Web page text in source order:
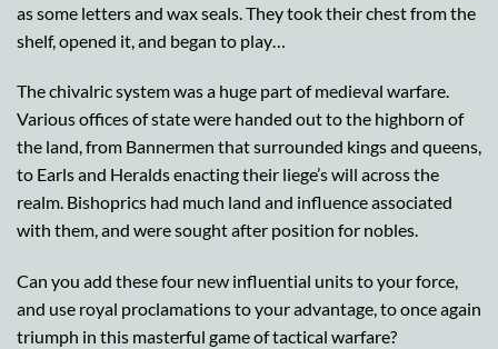
as some letters and wax seals. They took their chest from the
shelf, opened it, and began to play…
The chivalric system was a huge part of medieval warfare.
Various offices of state were handed out to the highborn of
the land, from Bannermen that surrounded kings and queens,
to Earls and Heralds enacting their liege’s will across the
realm. Bishoprics had much land and influence associated
with them, and were sought after position for nobles.
Can you add these four new influential units to your force,
and use royal proclamations to your advantage, to once again
triumph in this masterful game of tactical warfare?